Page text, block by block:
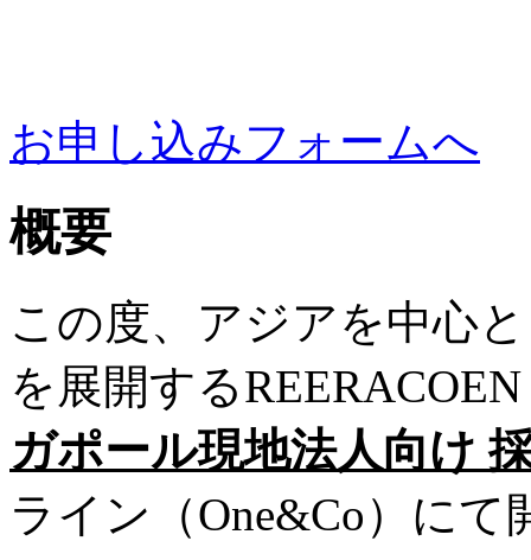
お申し込みフォームへ
概要
この度、アジアを中心
を展開する
ガポール現地法人向け
ライン（One&Co）にて